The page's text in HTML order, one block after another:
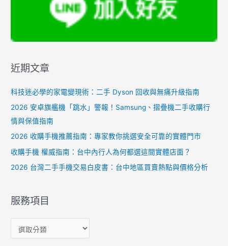
近期文章
科技迷必學的家電變現術：二手 Dyson 回收與無痛升級指南
2026 安卓旗艦機「跳水」警報！Samsung、摺疊機二手收購行
情與保值指南
2026 收購手機推薦指南：專家教你挑選安全可靠的實體門市
收購手機 權威指南：台中內行人為何都選這間實體店面？
2026 台灣二手手機交易白皮書：台中地區買賣熱點與價格分析
服務項目